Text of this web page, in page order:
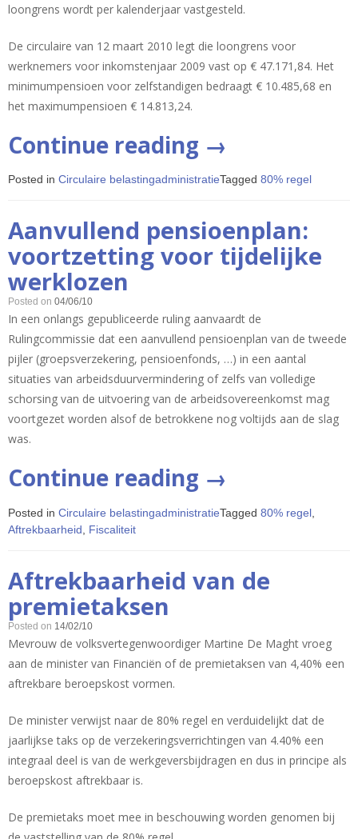
loongrens wordt per kalenderjaar vastgesteld.
De circulaire van 12 maart 2010 legt die loongrens voor
werknemers voor inkomstenjaar 2009 vast op € 47.171,84. Het
minimumpensioen voor zelfstandigen bedraagt € 10.485,68 en
het maximumpensioen € 14.813,24.
Continue reading “Loongrens
2009
voor
80%
regel”
→
Posted in Circulaire belastingadministratieTagged 80% regel
Aanvullend pensioenplan:
voortzetting voor tijdelijke
werklozen
Posted on 04/06/10
In een onlangs gepubliceerde ruling aanvaardt de
Rulingcommissie dat een aanvullend pensioenplan van de tweede
pijler (groepsverzekering, pensioenfonds, …) in een aantal
situaties van arbeidsduurvermindering of zelfs van volledige
schorsing van de uitvoering van de arbeidsovereenkomst mag
voortgezet worden alsof de betrokkene nog voltijds aan de slag
was.
Continue reading “Aanvullend
pensioenplan:
voortzetting
tijdelijke
werklozen”
→
Posted in Circulaire belastingadministratieTagged 80% regel
Aftrekbaarheid
Fiscaliteit
Aftrekbaarheid van de
premietaksen
Posted on 14/02/10
Mevrouw de volksvertegenwoordiger Martine De Maght vroeg
aan de minister van Financiën of de premietaksen van 4,40% een
aftrekbare beroepskost vormen.
De minister verwijst naar de 80% regel en verduidelijkt dat de
jaarlijkse taks op de verzekeringsverrichtingen van 4.40% een
integraal deel is van de werkgeversbijdragen en dus in principe als
beroepskost aftrekbaar is.
De premietaks moet mee in beschouwing worden genomen bij